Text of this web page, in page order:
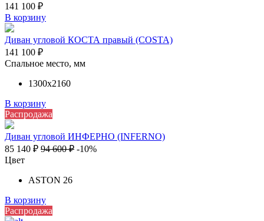
141 100 ₽
В корзину
Диван угловой КОСТА правый (COSTA)
141 100 ₽
Спальное место, мм
1300х2160
В корзину
Распродажа
Диван угловой ИНФЕРНО (INFERNO)
85 140 ₽ 94 600₽ -10%
Цвет
ASTON 26
В корзину
Распродажа